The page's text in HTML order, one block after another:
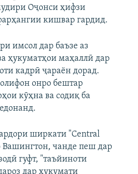
Оҷонси ҳифзи
кишвар гардид.
имсол дар баъзе аз
ҳукуматҳои маҳаллӣ дар
кадрӣ ҷараён дорад.
онро бештар
кӯҳна ва содиқ ба
ширкати "Central
Вашингтон, чанде пеш дар
гуфт, "таъйиноти
дар ҳукумати